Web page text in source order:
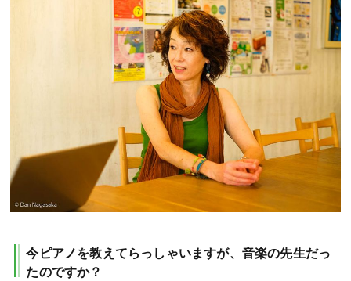
今ピアノを教えてらっしゃいますが、音楽の先生だっ
たのですか？